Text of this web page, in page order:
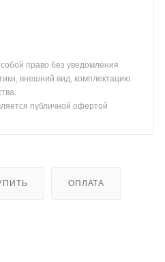
право без уведомления
внешний вид, комплектацию
публичной офертой
ОПЛАТА